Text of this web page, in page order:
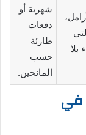
بلا
شهرية أو
دفعات
طارئة
حسب
المانحين.
في